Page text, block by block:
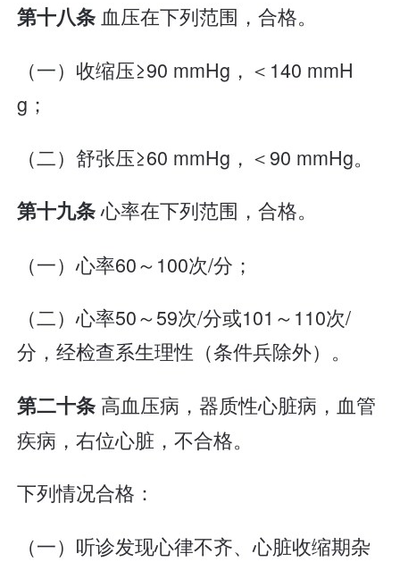
第十八条 血压在下列范围，合格。
（一）收缩压≥90 mmHg，＜140 mmH
g；
（二）舒张压≥60 mmHg，＜90 mmHg。
第十九条心率在下列范围，合格。
（一）心率60～100次/分；
（二）心率50～59次/分或101～110次/
分，经检查系生理性（条件兵除外）。
第二十条 高血压病，器质性心脏病，血管
疾病，右位心脏，不合格。
下列情况合格：
（一）听诊发现心律不齐、心脏收缩期杂